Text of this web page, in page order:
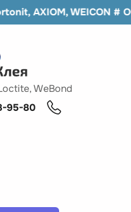
AXIOM, WEICON #
WeBond
95-80